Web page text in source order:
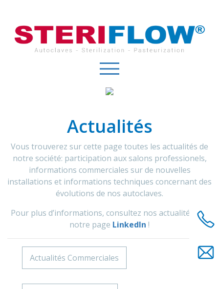
Actualités
Vous trouverez sur cette page toutes les actualités de
notre société: participation aux salons professionels,
informations commerciales sur de nouvelles
installations et informations techniques concernant des
évolutions de nos autoclaves.
Pour plus d’informations, consultez nos actualités sur
notre page LinkedIn !
Actualités Commerciales